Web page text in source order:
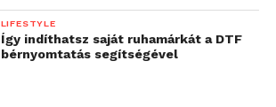
LIFESTYLE
Így indíthatsz saját ruhamárkát a DTF
bérnyomtatás segítségével